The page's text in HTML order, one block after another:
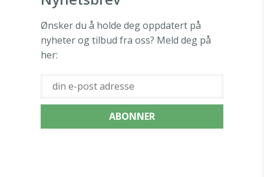
Ønsker du å holde deg oppdatert på
nyheter og tilbud fra oss? Meld deg på
her: